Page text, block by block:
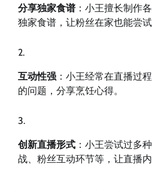
分享独家食谱：小王擅长制作
独家食谱，让粉丝在家也能尝试
互动性强 ：小王经常在直播过
的问题，分享烹饪心得。
创新直播形式 ：小王尝试过多
战、粉丝互动环节等，让直播内